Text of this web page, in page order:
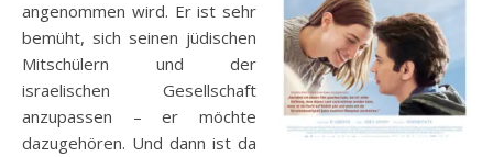
angenommen wird. Er ist sehr
bemüht, sich seinen jüdischen
Mitschülern und der
israelischen Gesellschaft
anzupassen – er möchte
dazugehören. Und dann ist da